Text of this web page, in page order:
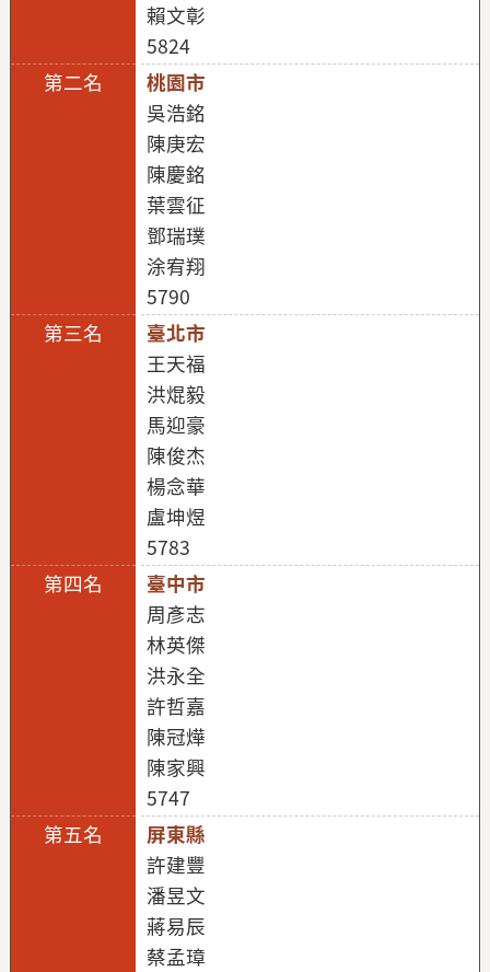
賴文彰
5824
桃園市
吳浩銘
陳庚宏
陳慶銘
葉雲征
鄧瑞璞
涂宥翔
5790
臺北市
王天福
洪焜毅
馬迎豪
陳俊杰
楊念華
盧坤煜
5783
臺中市
周彥志
林英傑
洪永全
許哲嘉
陳冠燁
陳家興
5747
屏東縣
許建豐
潘昱文
蔣易辰
蔡孟璋